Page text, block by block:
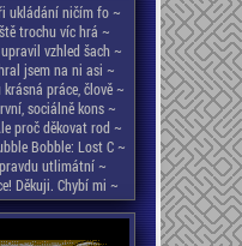
ukládání ničím fo ~
trochu víc hrá ~
vzhled šach ~
jsem na ni asi ~
práce, člově ~
sociálně kons ~
proč děkovat rod ~
Bobble: Lost C ~
utlimátní ~
Děkuji. Chybí mi ~